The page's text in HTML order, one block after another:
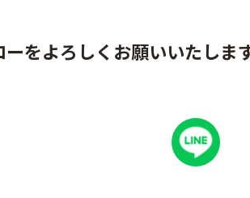
をよろしくお願いいたしま